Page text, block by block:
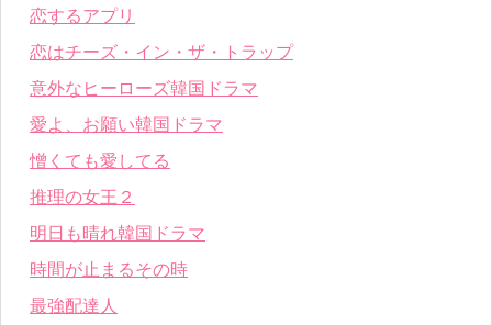
恋するアプリ
恋はチーズ・イン・ザ・トラップ
意外なヒーローズ韓国ドラマ
愛よ、お願い韓国ドラマ
憎くても愛してる
推理の女王２
明日も晴れ韓国ドラマ
時間が止まるその時
最強配達人